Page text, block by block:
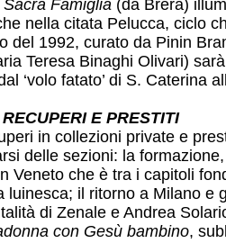
Sacra Famiglia (da Brera)
nella citata Pelucca, ciclo
del 1992, curato da Pinin
Teresa Binaghi Olivari)
‘volo fatato’ di S. Caterina
E PRESTITI
in collezioni private e
delle sezioni: la
Veneto che è tra i capitoli
luinesca; il ritorno a Milano e
di Zenale e Andrea
con Gesù bambino,